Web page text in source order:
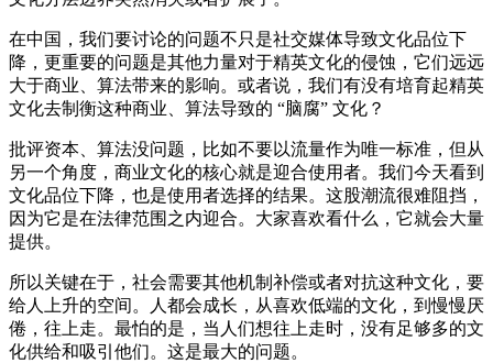
在中国，我们要讨论的问题不只是社交媒体导致文化品位下
降，更重要的问题是其他力量对于精英文化的侵蚀，它们远远
大于商业、算法带来的影响。或者说，我们有没有培育起精英
文化去制衡这种商业、算法导致的 “脑腐” 文化？
批评资本、算法没问题，比如不要以流量作为唯一标准，但从
另一个角度，商业文化的核心就是迎合使用者。我们今天看到
文化品位下降，也是使用者选择的结果。这股潮流很难阻挡，
因为它是在法律范围之内迎合。大家喜欢看什么，它就会大量
提供。
所以关键在于，社会需要其他机制补偿或者对抗这种文化，要
给人上升的空间。人都会成长，从喜欢低端的文化，到慢慢厌
倦，往上走。最怕的是，当人们想往上走时，没有足够多的文
化供给和吸引他们。这是最大的问题。